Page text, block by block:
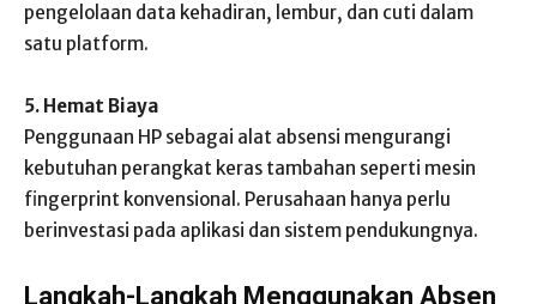
pengelolaan data kehadiran, lembur, dan cuti dalam
satu platform.
5. Hemat Biaya
Penggunaan HP sebagai alat absensi mengurangi
kebutuhan perangkat keras tambahan seperti mesin
fingerprint konvensional. Perusahaan hanya perlu
berinvestasi pada aplikasi dan sistem pendukungnya.
Langkah-Langkah Menggunakan Absen